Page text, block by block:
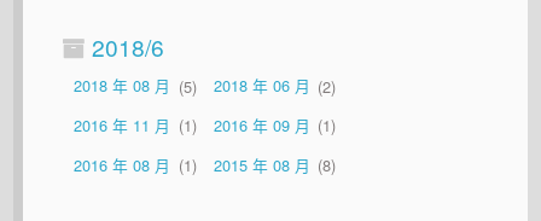
About2018/6
2018 年 08 月 5 2018 年 06 月
2
2016 年 11 月
1 2016 年 09 月
1
2016 年 08 月
1 2015 年 08 月 8